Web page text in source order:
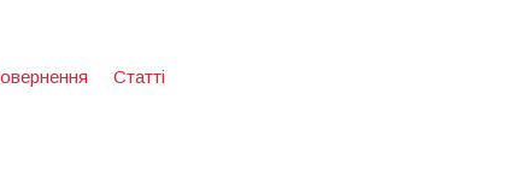
Статті